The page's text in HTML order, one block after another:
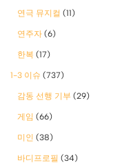
연극 뮤지컬 (11)
연주자 (6)
한복 (17)
1-3 이슈 (737)
감동 선행 기부 (29)
게임 (66)
미인 (38)
바디프로필 (34)